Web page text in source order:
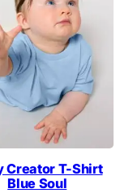
Creator T-Shirt
Blue Soul